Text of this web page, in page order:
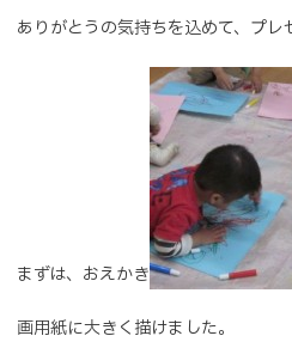
ありがとうの気持ちを込めて、プレ
まずは、おえかき
画用紙に大きく描けました。